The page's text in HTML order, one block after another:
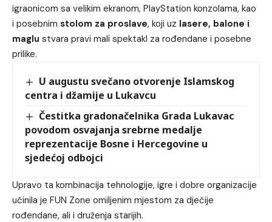
igraonicom sa velikim ekranom, PlayStation konzolama, kao
i posebnim stolom za proslave, koji uz lasere, balone i
maglu stvara pravi mali spektakl za rođendane i posebne
prilike.
U augustu svečano otvorenje Islamskog
centra i džamije u Lukavcu
Čestitka gradonačelnika Grada Lukavac
povodom osvajanja srebrne medalje
reprezentacije Bosne i Hercegovine u
sjedećoj odbojci
Upravo ta kombinacija tehnologije, igre i dobre organizacije
učinila je FUN Zone omiljenim mjestom za dječije
rođendane, ali i druženja starijih.